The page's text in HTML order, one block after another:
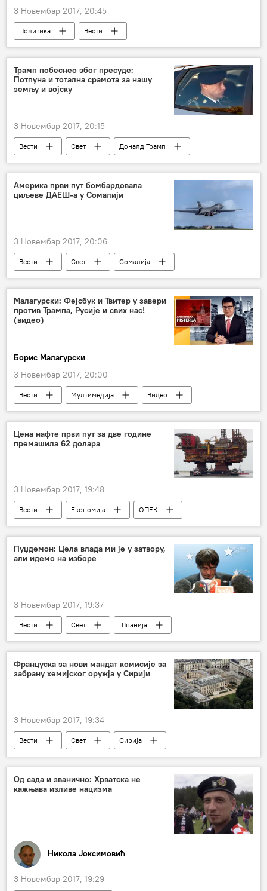
3 Новембар 2017, 20:45
Политика
Вести
александар митевски
Албанци
паљење застава
Застава
Северна Македонија
Трамп побеснео због пресуде:
Потпуна и тотална срамота за нашу
земљу и војску
3 Новембар 2017, 20:15
Вести Свет
Доналд Трамп
Боу Бергдал
издаја
Америка први пут бомбардовала
циљеве ДАЕШ-а у Сомалији
3 Новембар 2017, 20:06
Вести Свет
Сомалија
ДАЕШ
Малагурски: Фејсбук и Твитер у завери
против Трампа, Русије и свих нас!
(видео)
Борис Малагурски
3 Новембар 2017, 20:00
Вести Мултимедија
Видео
Србија
Борис Малагурски
Твитер
Цена нафте први пут за две године
премашила 62 долара
3 Новембар 2017, 19:48
Вести Економија
ОПЕК
црно злато
цене нафте нафта
Пуџдемон: Цела влада ми је у затвору,
али идемо на изборе
3 Новембар 2017, 19:37
Вести Свет
Шпанија
Каталонија
Карлес Пуђдемон
Европа
Француска за нови мандат комисије за
забрану хемијског оружја у Сирији
3 Новембар 2017, 19:34
Вести Свет
Сирија
Владимир Путин
Емануел Макрон
Организација за забрану хемијског оружја
Од сада и званично: Хрватска не
кажњава изливе нацизма
Никола Јоксимовић
3 Новембар 2017, 19:29